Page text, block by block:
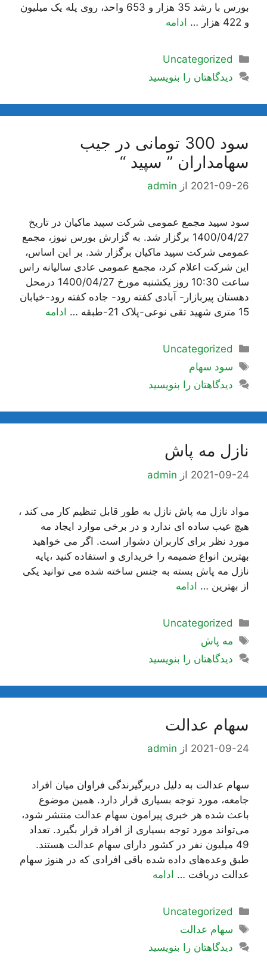
بورس با رشد 35 هزار و 653 واحد، روی پله یک میلیون
و 422 هزار …
ادامه
دسته‌ها
Uncategorized
دیدگاهتان را بنویسید
سود 300 تومانی در جیب
سهامداران ” سپید “
2021-09-26 از admin
سود سپید مجمع عمومی شرکت سپید ماکیان در تاریخ
1400/04/27 برگزار شد. به گزارش بورس نیوز، مجمع
عمومی شرکت سپید ماکیان برگزار شد. بر این اساس،
این شرکت اعلام کرد، مجمع عمومی عادی سالیانه راس
ساعت 10:30 روز یکشنبه مورخ 1400/04/27 درمحل
دهستان پیربازار- آبادی کفته رود- جاده کفته رود-خیابان
15 متری شهید تقی نوعی-پلاک 21-طبقه …
ادامه
دسته‌ها
Uncategorized
برچسب‌ها
سود سهام
دیدگاهتان را بنویسید
نازل مه پاش
2021-09-24 از admin
مواد نازل مه پاش نازل به طور قابل تنظیم کار می کند ،
هیچ عیب ساده ای ندارد و در برخی موارد ایجاد مه
مورد نظر برای کاربران دشوار است. اگر می خواهید
بهترین انواع ضمیمه را خریداری و استفاده کنید ،پایه
نازل مه پاش بسته به جنس ساخته شده می توانید یکی
از بهترین … ادامه
دسته‌ها
Uncategorized
برچسب‌ها
مه پاش
دیدگاهتان را بنویسید
سهام عدالت
2021-09-24 از admin
سهام عدالت به دلیل دربرگیرندگی فراوان میان افراد
جامعه، مورد توجه بسیاری قرار دارد. همین موضوع
باعث شده هر خبری پیرامون سهام عدالت منتشر شود،
می‌تواند مورد توجه بسیاری از افراد قرار بگیرد. تعداد
49 میلیون نفر در کشور دارای سهام عدالت هستند.
طبق وعده‌های داده شده باقی افرادی که در هنوز سهام
عدالت دریافت … ادامه
دسته‌ها
Uncategorized
برچسب‌ها
سهام عدالت
دیدگاهتان را بنویسید